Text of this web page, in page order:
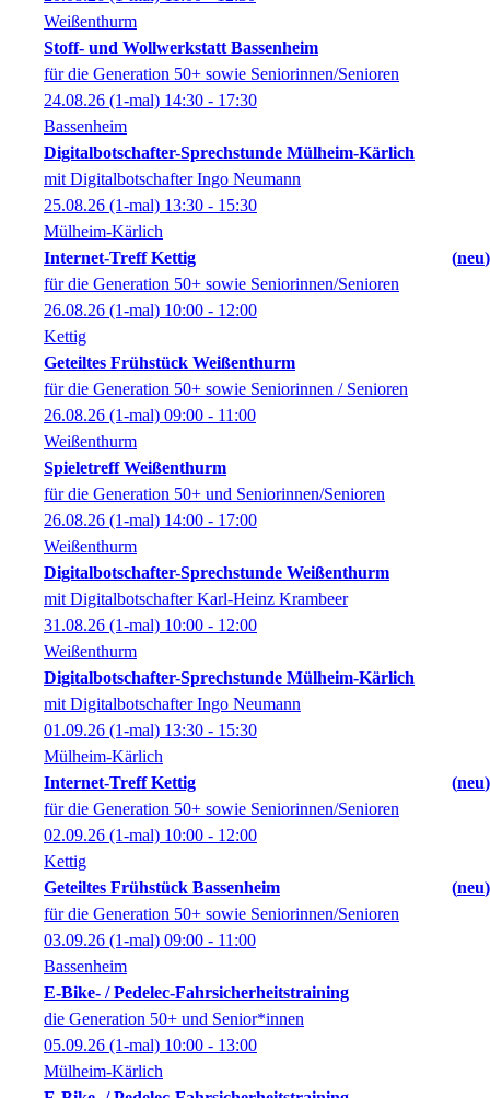
Weißenthurm
Stoff- und Wollwerkstatt Bassenheim
für die Generation 50+ sowie Seniorinnen/Senioren
24.08.26 (1-mal) 14:30 - 17:30
Bassenheim
Digitalbotschafter-Sprechstunde Mülheim-Kärlich
mit Digitalbotschafter Ingo Neumann
25.08.26 (1-mal) 13:30 - 15:30
Mülheim-Kärlich
Internet-Treff Kettig
neu
für die Generation 50+ sowie Seniorinnen/Senioren
26.08.26 (1-mal) 10:00 - 12:00
Kettig
Geteiltes Frühstück Weißenthurm
für die Generation 50+ sowie Seniorinnen / Senioren
26.08.26 (1-mal) 09:00 - 11:00
Weißenthurm
Spieletreff Weißenthurm
für die Generation 50+ und Seniorinnen/Senioren
26.08.26 (1-mal) 14:00 - 17:00
Weißenthurm
Digitalbotschafter-Sprechstunde Weißenthurm
mit Digitalbotschafter Karl-Heinz Krambeer
31.08.26 (1-mal) 10:00 - 12:00
Weißenthurm
Digitalbotschafter-Sprechstunde Mülheim-Kärlich
mit Digitalbotschafter Ingo Neumann
01.09.26 (1-mal) 13:30 - 15:30
Mülheim-Kärlich
Internet-Treff Kettig
neu
für die Generation 50+ sowie Seniorinnen/Senioren
02.09.26 (1-mal) 10:00 - 12:00
Kettig
Geteiltes Frühstück Bassenheim
neu
für die Generation 50+ sowie Seniorinnen/Senioren
03.09.26 (1-mal) 09:00 - 11:00
Bassenheim
E-Bike- / Pedelec-Fahrsicherheitstraining
die Generation 50+ und Senior*innen
05.09.26 (1-mal) 10:00 - 13:00
Mülheim-Kärlich